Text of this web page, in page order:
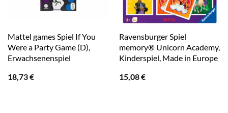
Mattel games Spiel If You
Were a Party Game (D),
Erwachsenenspiel
18,73€
Ravensburger Spiel
memory® Unicorn Academy,
Kinderspiel, Made in Europe
15,08€